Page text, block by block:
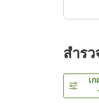
สำร
เ